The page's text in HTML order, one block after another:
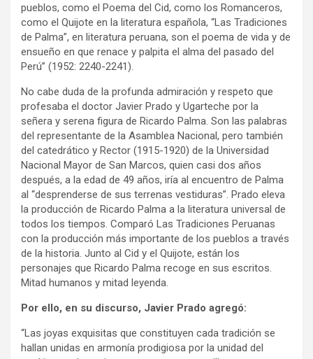
pueblos, como el Poema del Cid, como los Romanceros,
como el Quijote en la literatura española, “Las Tradiciones
de Palma”, en literatura peruana, son el poema de vida y de
ensueño en que renace y palpita el alma del pasado del
Perú” (1952: 2240-2241).
No cabe duda de la profunda admiración y respeto que
profesaba el doctor Javier Prado y Ugarteche por la
señera y serena figura de Ricardo Palma. Son las palabras
del representante de la Asamblea Nacional, pero también
del catedrático y Rector (1915-1920) de la Universidad
Nacional Mayor de San Marcos, quien casi dos años
después, a la edad de 49 años, iría al encuentro de Palma
al “desprenderse de sus terrenas vestiduras”. Prado eleva
la producción de Ricardo Palma a la literatura universal de
todos los tiempos. Comparó Las Tradiciones Peruanas
con la producción más importante de los pueblos a través
de la historia. Junto al Cid y el Quijote, están los
personajes que Ricardo Palma recoge en sus escritos.
Mitad humanos y mitad leyenda.
Por ello, en su discurso, Javier Prado agregó:
“Las joyas exquisitas que constituyen cada tradición se
hallan unidas en armonía prodigiosa por la unidad del